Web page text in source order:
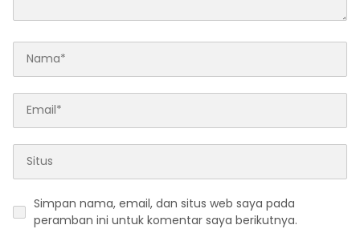
Simpan nama, email, dan situs web saya pada
peramban ini untuk komentar saya berikutnya.